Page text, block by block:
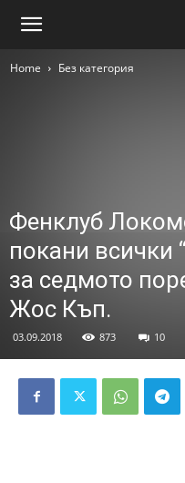
Home Без категория
Фенклуб
покани всички
за седмото
Жос Къп.
03.09.2018 873 10